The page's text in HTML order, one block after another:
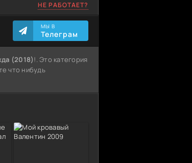
НЕ РАБОТАЕТ?
МЫ В
Телеграм
(2018)!. Это категория
что нибудь